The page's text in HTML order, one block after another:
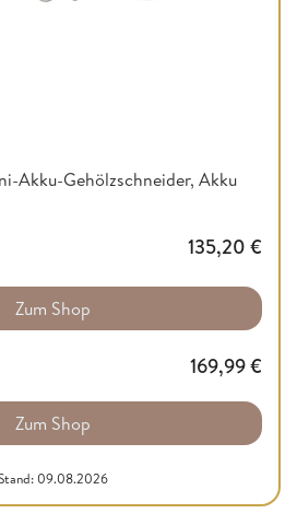
Akku-Gehölzschneider, Akku
135,20 €
Zum Shop
169,99€
Zum Shop
09.08.2026